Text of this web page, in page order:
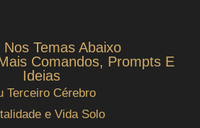
Nos Temas Abaixo
Comandos, Prompts E
Ideias
Terceiro Cérebro
e Vida Solo